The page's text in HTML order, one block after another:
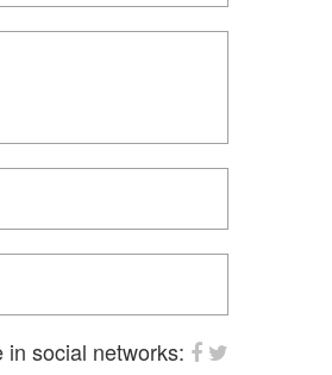
in social networks: